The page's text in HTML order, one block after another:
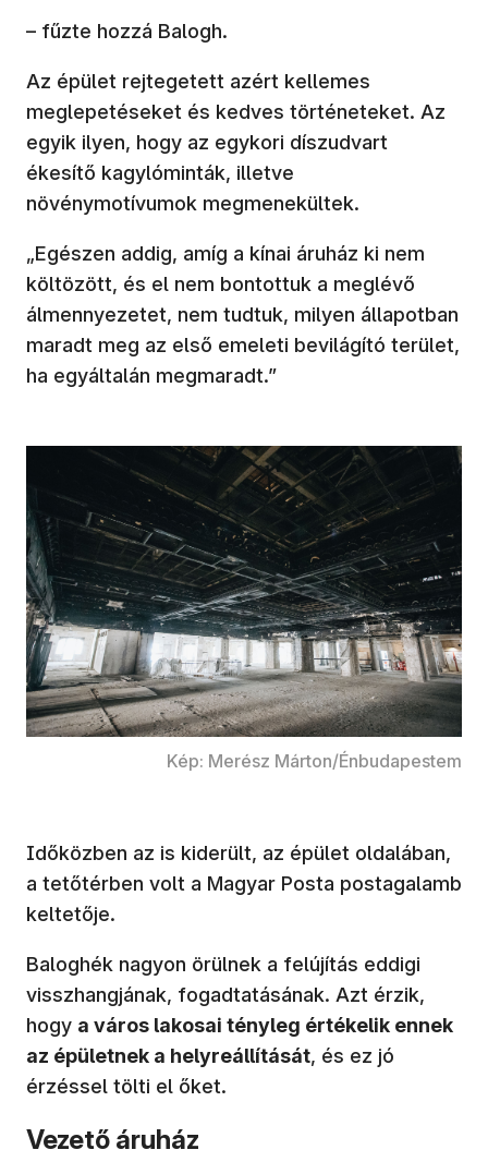
– fűzte hozzá Balogh.
Az épület rejtegetett azért kellemes
meglepetéseket és kedves történeteket. Az
egyik ilyen, hogy az egykori díszudvart
ékesítő kagylóminták, illetve
növénymotívumok megmenekültek.
„Egészen addig, amíg a kínai áruház ki nem
költözött, és el nem bontottuk a meglévő
álmennyezetet, nem tudtuk, milyen állapotban
maradt meg az első emeleti bevilágító terület,
ha egyáltalán megmaradt.”
Kép: Merész Márton/Énbudapestem
Időközben az is kiderült, az épület oldalában,
a tetőtérben volt a Magyar Posta postagalamb
keltetője.
Baloghék nagyon örülnek a felújítás eddigi
visszhangjának, fogadtatásának. Azt érzik,
hogy a város lakosai tényleg értékelik ennek
az épületnek a helyreállítását, és ez jó
érzéssel tölti el őket.
Vezető áruház